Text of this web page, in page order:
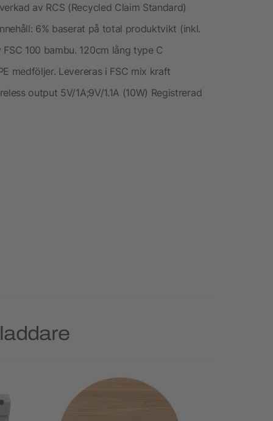
av RCS (Recycled Claim Standard)
6% baserat på total produktvikt (inkl.
100 bambu. 120cm lång type C
medföljer. Levereras i FSC mix kraft
output 5V/1A;9V/1.1A (10W) Registrerad